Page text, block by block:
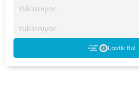
Yükleniyor...
Yükleniyor...
Lastik Bul